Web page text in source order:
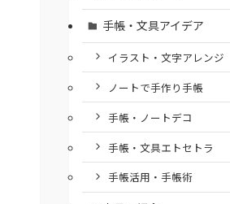
手帳・文具アイデア
イラスト・文字アレンジ
ノートで手作り手帳
手帳・ノートデコ
手帳・文具エトセトラ
手帳活用・手帳術